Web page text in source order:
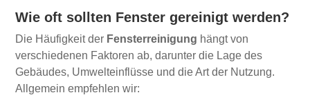
Wie oft sollten Fenster gereinigt werden?
Die Häufigkeit der Fensterreinigung hängt von
verschiedenen Faktoren ab, darunter die Lage des
Gebäudes, Umwelteinflüsse und die Art der Nutzung.
Allgemein empfehlen wir: